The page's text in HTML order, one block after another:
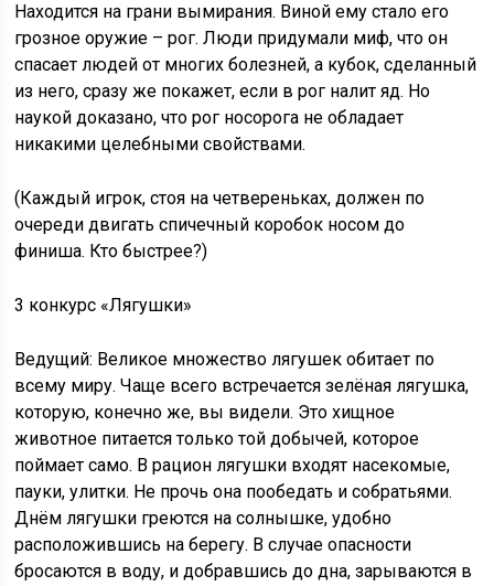
Находится на грани вымирания. Виной ему стало его
грозное оружие – рог. Люди придумали миф, что он
спасает людей от многих болезней, а кубок, сделанный
из него, сразу же покажет, если в рог налит яд. Но
наукой доказано, что рог носорога не обладает
никакими целебными свойствами.
(Каждый игрок, стоя на четвереньках, должен по
очереди двигать спичечный коробок носом до
финиша. Кто быстрее?)
3 конкурс «Лягушки»
Ведущий: Великое множество лягушек обитает по
всему миру. Чаще всего встречается зелёная лягушка,
которую, конечно же, вы видели. Это хищное
животное питается только той добычей, которое
поймает само. В рацион лягушки входят насекомые,
пауки, улитки. Не прочь она пообедать и собратьями.
Днём лягушки греются на солнышке, удобно
расположившись на берегу. В случае опасности
бросаются в воду, и добравшись до дна, зарываются в